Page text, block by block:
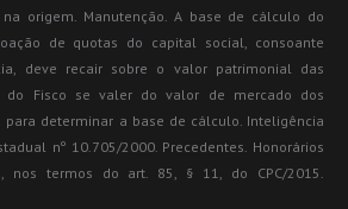
origem. Manutenção. A base de cálculo do
de quotas do capital social, consoante
deve recair sobre o valor patrimonial das
do Fisco se valer do valor de mercado dos
para determinar a base de cálculo. Inteligência
nº 10.705/2000. Precedentes. Honorários
nos termos do art. 85, § 11, do CPC/2015.